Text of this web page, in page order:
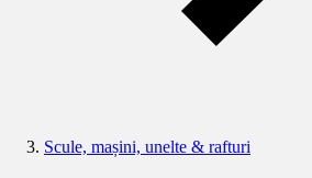
Scule, mașini, unelte & rafturi